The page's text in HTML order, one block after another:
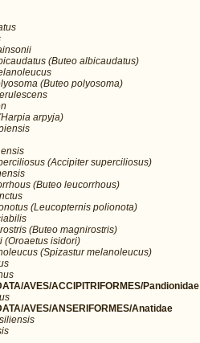
(Buteo albicaudatus)
(Buteo polyosoma)
arpyja)
(Accipiter superciliosus)
(Buteo leucorrhous)
(Leucopternis polionota)
(Buteo magnirostris)
(Oroaetus isidori)
(Spizastur melanoleucus)
AVES/ACCIPITRIFORMES/Pandionidae
AVES/ANSERIFORMES/Anatidae